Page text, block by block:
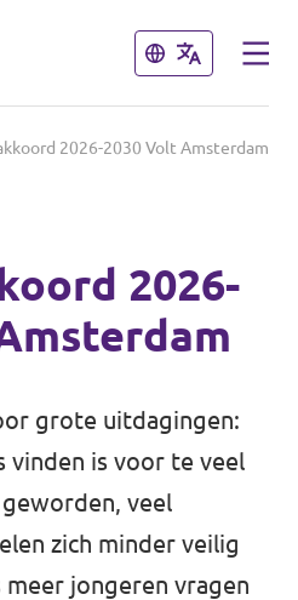
Sluiten
afdelingen
Sluiten
2026-2030 Volt Amsterdam
2026-
grote uitdagingen:
vinden is voor te veel
veel
zich minder veilig
jongeren vragen